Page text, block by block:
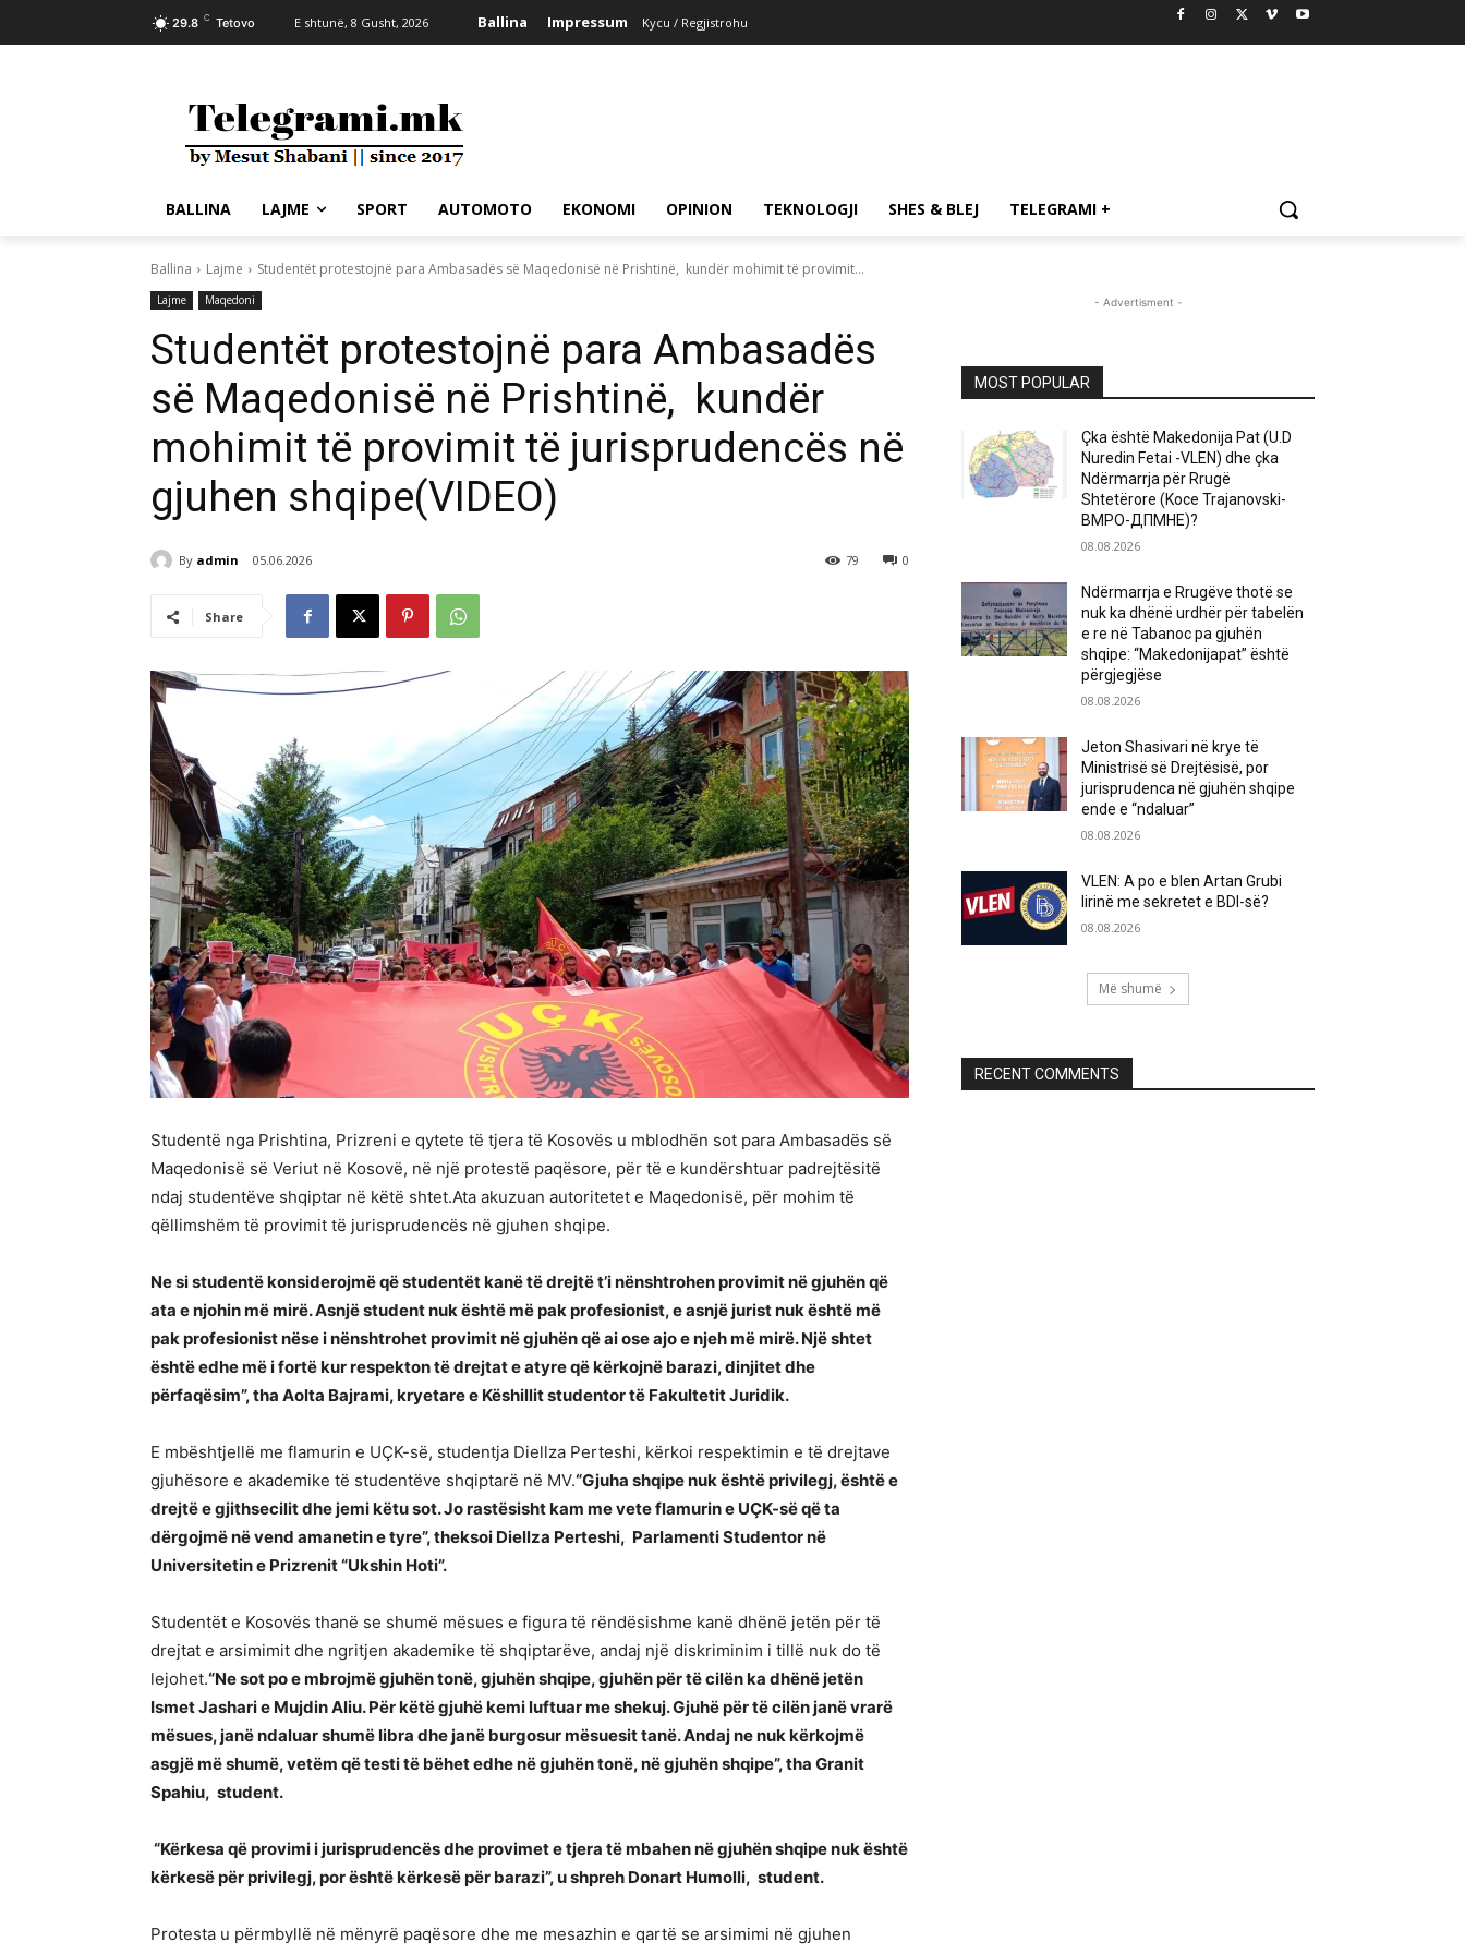
29.8 C Tetovo E shtunë, 8 Gusht, 2026 Ballina Impressum Kycu / Regjistrohu
BALLINA LAJME SPORT AUTOMOTO EKONOMI OPINION TEKNOLOGJI SHES & BLEJ TELEGRAMI +
Ballina Lajme Studentët protestojnë para Ambasadës së Maqedonisë në Prishtinë, kundër mohimit të provimit...
Lajme Maqedoni
Studentët protestojnë para Ambasadës
së Maqedonisë në Prishtinë, kundër
mohimit të provimit të jurisprudencës në
gjuhen shqipe(VIDEO)
By admin 05.06.2026 0
79
Share
Studentë nga Prishtina, Prizreni e qytete të tjera të Kosovës u mblodhën sot para Ambasadës së
Maqedonisë së Veriut në Kosovë, në një protestë paqësore, për të e kundërshtuar padrejtësitë
ndaj studentëve shqiptar në këtë shtet.Ata akuzuan autoritetet e Maqedonisë, për mohim të
qëllimshëm të provimit të jurisprudencës në gjuhen shqipe.
Ne si studentë konsiderojmë që studentët kanë të drejtë t’i nënshtrohen provimit në gjuhën që
ata e njohin më mirë. Asnjë student nuk është më pak profesionist, e asnjë jurist nuk është më
pak profesionist nëse i nënshtrohet provimit në gjuhën që ai ose ajo e njeh më mirë. Një shtet
është edhe më i fortë kur respekton të drejtat e atyre që kërkojnë barazi, dinjitet dhe
përfaqësim”, tha Aolta Bajrami, kryetare e Këshillit studentor të Fakultetit Juridik.
E mbështjellë me flamurin e UÇK-së, studentja Diellza Perteshi, kërkoi respektimin e të drejtave
gjuhësore e akademike të studentëve shqiptarë në MV.“Gjuha shqipe nuk është privilegj, është e
drejtë e gjithsecilit dhe jemi këtu sot. Jo rastësisht kam me vete flamurin e UÇK-së që ta
dërgojmë në vend amanetin e tyre”, theksoi Diellza Perteshi, Parlamenti Studentor në
Universitetin e Prizrenit “Ukshin Hoti”.
Studentët e Kosovës thanë se shumë mësues e figura të rëndësishme kanë dhënë jetën për të
drejtat e arsimimit dhe ngritjen akademike të shqiptarëve, andaj një diskriminim i tillë nuk do të
lejohet.“Ne sot po e mbrojmë gjuhën tonë, gjuhën shqipe, gjuhën për të cilën ka dhënë jetën
Ismet Jashari e Mujdin Aliu. Për këtë gjuhë kemi luftuar me shekuj. Gjuhë për të cilën janë vrarë
mësues, janë ndaluar shumë libra dhe janë burgosur mësuesit tanë. Andaj ne nuk kërkojmë
asgjë më shumë, vetëm që testi të bëhet edhe në gjuhën tonë, në gjuhën shqipe”, tha Granit
Spahiu, student.
“Kërkesa që provimi i jurisprudencës dhe provimet e tjera të mbahen në gjuhën shqipe nuk është
kërkesë për privilegj, por është kërkesë për barazi”, u shpreh Donart Humolli, student.
Protesta u përmbyllë në mënyrë paqësore dhe me mesazhin e qartë se arsimimi në gjuhen
- Advertisment -
MOST POPULAR
Çka është Makedonija Pat (U.D
Nuredin Fetai -VLEN) dhe çka
Ndërmarrja për Rrugë
Shtetërore (Koce Trajanovski-
ВМРО-ДПМНЕ)?
08.08.2026
Ndërmarrja e Rrugëve thotë se
nuk ka dhënë urdhër për tabelën
e re në Tabanoc pa gjuhën
shqipe: “Makedonijapat” është
përgjegjëse
08.08.2026
Jeton Shasivari në krye të
Ministrisë së Drejtësisë, por
jurisprudenca në gjuhën shqipe
ende e “ndaluar”
08.08.2026
VLEN: A po e blen Artan Grubi
lirinë me sekretet e BDI-së?
08.08.2026
Më shumë
RECENT COMMENTS